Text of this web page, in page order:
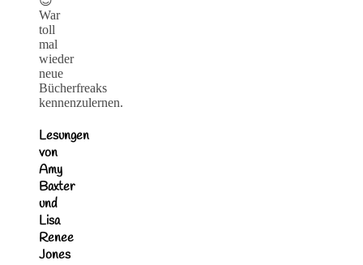
War
toll
mal
wieder
neue
Bücherfreaks
kennenzulernen.
Lesungen
von
Amy
Baxter
und
Lisa
Renee
Jones